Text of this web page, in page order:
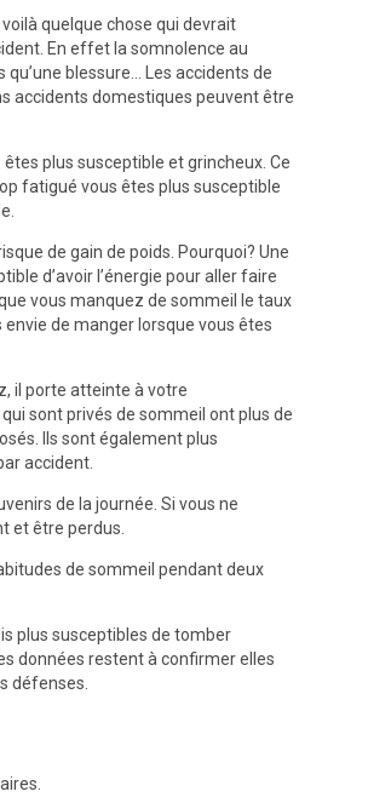
quelque chose qui devrait
En effet la somnolence au
blessure… Les accidents de
accidents domestiques peuvent être
plus susceptible et grincheux. Ce
fatigué vous êtes plus susceptible
de gain de poids. Pourquoi? Une
d’avoir l’énergie pour aller faire
vous manquez de sommeil le taux
de manger lorsque vous êtes
il porte atteinte à votre
sont privés de sommeil ont plus de
Ils sont également plus
accident.
de la journée. Si vous ne
et être perdus.
de sommeil pendant deux
plus susceptibles de tomber
données restent à confirmer elles
défenses.